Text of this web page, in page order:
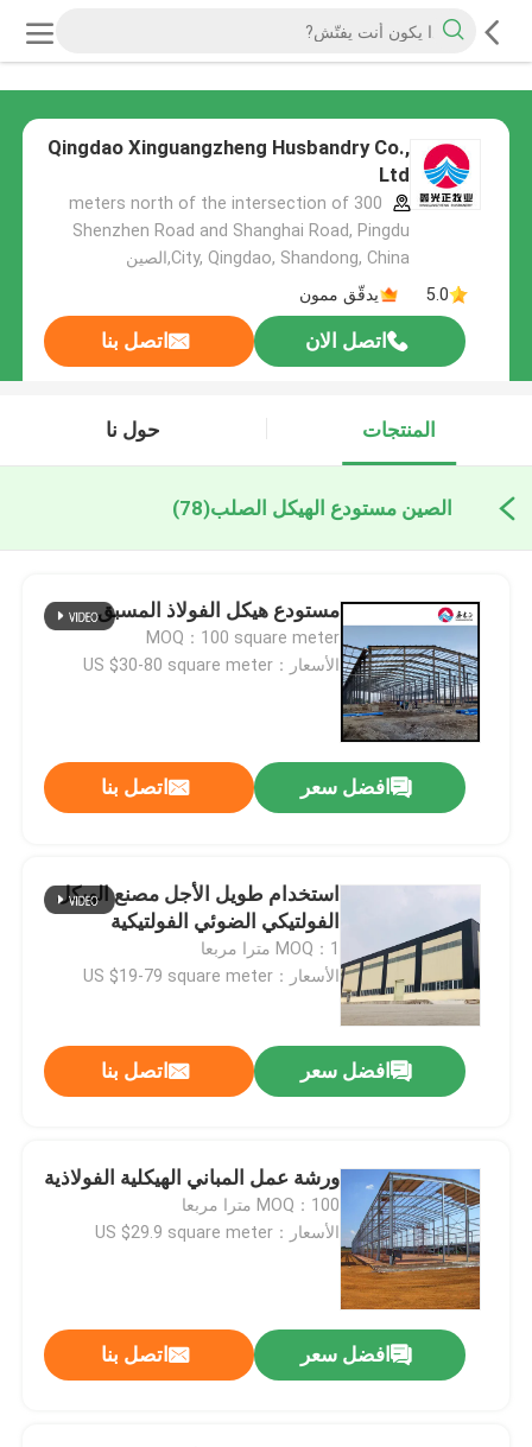
Qingdao Xinguangzheng Husbandry Co.,
Ltd
300 meters north of the intersection of
Shenzhen Road and Shanghai Road, Pingdu
City, Qingdao, Shandong, China,الصين
5.0
يدقّق ممون
اتصل الان اتصل بنا
المنتجات حول نا
الصين مستودع الهيكل الصلب(78)
مستودع هيكل الفولاذ المسبق
MOQ：100 square meter
الأسعار：US $30-80 square meter
افضل سعر اتصل بنا
استخدام طويل الأجل مصنع الهيكل
الفولتيكي الضوئي الفولتيكية
MOQ：1 مترا مربعا
الأسعار：US $19-79 square meter
افضل سعر اتصل بنا
ورشة عمل المباني الهيكلية الفولاذية
MOQ：100 مترا مربعا
الأسعار：US $29.9 square meter
افضل سعر اتصل بنا